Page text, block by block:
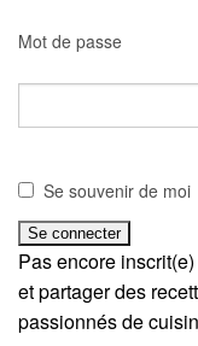
Mot de passe
Se souvenir de moi
Pas encore inscrit(e)
et partager des
passionnés de